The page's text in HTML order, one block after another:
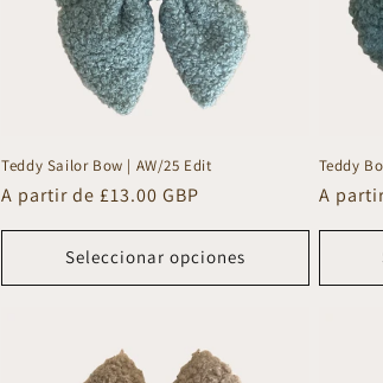
Teddy Sailor Bow | AW/25 Edit
Precio
A partir de £13.00 GBP
Seleccionar opciones
Teddy
Precio
A